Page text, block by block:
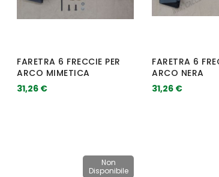
FARETRA 6 FRECCIE PER
ARCO MIMETICA
31,26 €
FARETRA 6
ARCO NERA
31,26 €
Non
Disponibile